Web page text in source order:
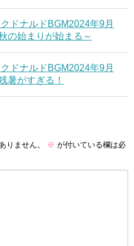
ドナルドBGM2024年9月
の始まりが始まる～
ドナルドBGM2024年9月
暑がすぎる！
りません。 ※ が付いている欄は必